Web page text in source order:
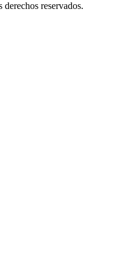
reservados.